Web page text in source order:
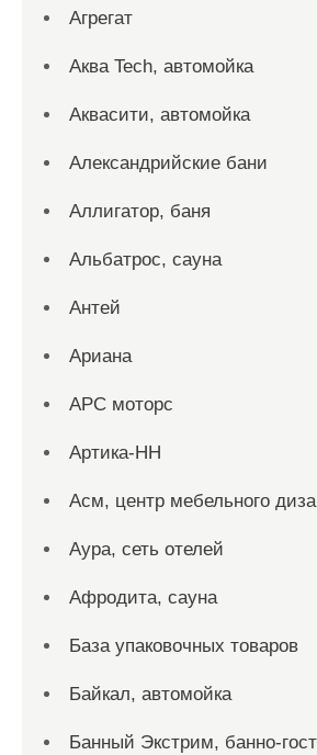
Агрегат
Аква Tech, автомойка
Аквасити, автомойка
Александрийские бани
Аллигатор, баня
Альбатрос, сауна
Антей
Ариана
АРС моторс
Артика-НН
Асм, центр мебельного
Аура, сеть отелей
Афродита, сауна
База упаковочных товаров
Байкал, автомойка
Банный Экстрим, банно-